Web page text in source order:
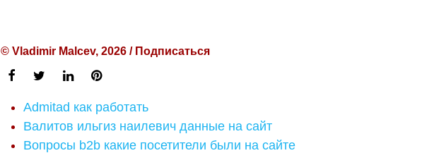
© Vladimir Malcev, 2026 / Подписаться
Admitad как работать
Валитов ильгиз наилевич данные на сайт
Вопросы b2b какие посетители были на сайте